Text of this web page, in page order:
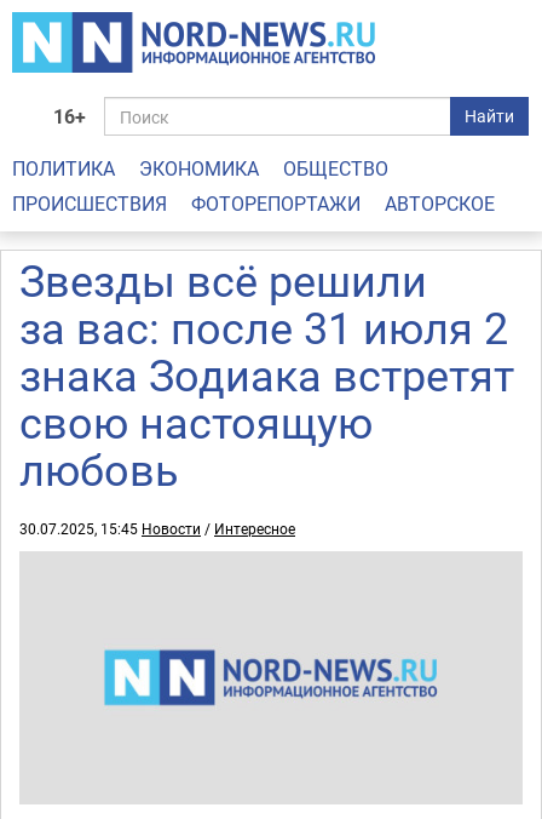
16+ Найти
ПОЛИТИКА ЭКОНОМИКА
ОБЩЕСТВО
ПРОИСШЕСТВИЯ
ФОТОРЕПОРТАЖИ АВТОРСКОЕ
Звезды всё решили
за вас: после 31 июля 2
знака Зодиака встретят
свою настоящую
любовь
30.07.2025, 15:45 Новости / Интересное